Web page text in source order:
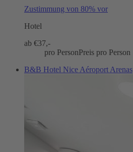
Zustimmung von 80% vor
Hotel
ab €37,-
pro PersonPreis pro Person
B&B Hotel Nice Aéroport Arenas